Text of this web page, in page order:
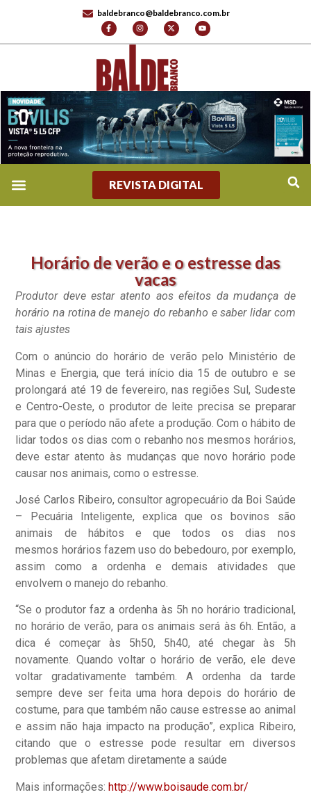
baldebranco@baldebranco.com.br
REVISTA DIGITAL
Horário de verão e o estresse das
vacas
Produtor deve estar atento aos efeitos da mudança de
horário na rotina de manejo do rebanho e saber lidar com
tais ajustes
Com o anúncio do horário de verão pelo Ministério de
Minas e Energia, que terá início dia 15 de outubro e se
prolongará até 19 de fevereiro, nas regiões Sul, Sudeste
e Centro-Oeste, o produtor de leite precisa se preparar
para que o período não afete a produção. Com o hábito de
lidar todos os dias com o rebanho nos mesmos horários,
deve estar atento às mudanças que novo horário pode
causar nos animais, como o estresse.
José Carlos Ribeiro, consultor agropecuário da Boi Saúde
– Pecuária Inteligente, explica que os bovinos são
animais de hábitos e que todos os dias nos
mesmos horários fazem uso do bebedouro, por exemplo,
assim como a ordenha e demais atividades que
envolvem o manejo do rebanho.
“Se o produtor faz a ordenha às 5h no horário tradicional,
no horário de verão, para os animais será às 6h. Então, a
dica é começar às 5h50, 5h40, até chegar às 5h
novamente. Quando voltar o horário de verão, ele deve
voltar gradativamente também. A ordenha da tarde
sempre deve ser feita uma hora depois do horário de
costume, para que também não cause estresse ao animal
e assim não haja impacto na produção”, explica Ribeiro,
citando que o estresse pode resultar em diversos
problemas que afetam diretamente a saúde
Mais informações:http://www.boisaude.com.br/